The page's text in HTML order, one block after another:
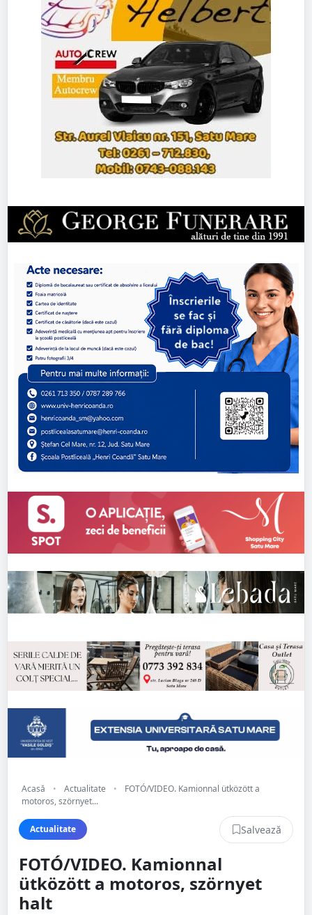
Acasă • Actualitate •
FOTÓ/VIDEO. Kamionnal ütközött a
motoros, szörnyet...
Actualitate Salvează
FOTÓ/VIDEO. Kamionnal
ütközött a motoros, szörnyet
halt